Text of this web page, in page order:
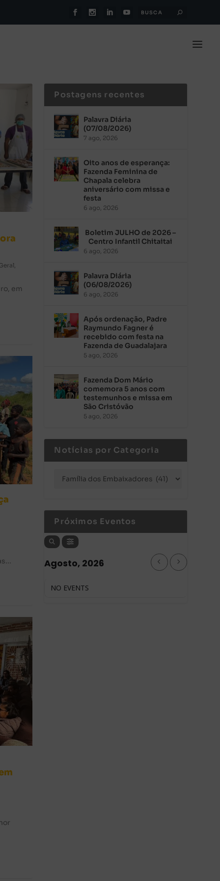
,
em
Postagens recentes
Palavra Diária
(07/08/2026)
7 ago, 2026
Oito anos de esperança:
Fazenda Feminina de
Chapala celebra
aniversário com missa e
festa
6 ago, 2026
Boletim JULHO de 2026 –
Centro Infantil Chitaitai
6 ago, 2026
Palavra Diária
(06/08/2026)
6 ago, 2026
Após ordenação, Padre
Raymundo Fagner é
recebido com festa na
Fazenda de Guadalajara
5 ago, 2026
Fazenda Dom Mário
comemora 5 anos com
testemunhos e missa em
São Cristóvão
5 ago, 2026
Notícias por Categoria
Próximos Eventos
Agosto, 2026
NO EVENTS